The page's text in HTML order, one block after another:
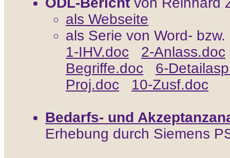
als Webseite
als Serie von Word-
1-IHV.doc
2-Anlass.doc
Begriffe.doc
6-
Proj.doc
10-Zusf.doc
Bedarfs- und
Erhebung durch Siemens